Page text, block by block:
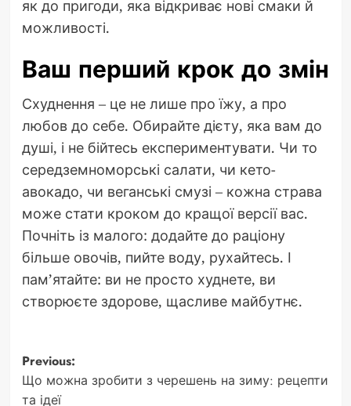
як до пригоди, яка відкриває нові смаки й
можливості.
Ваш перший крок до змін
Схуднення – це не лише про їжу, а про
любов до себе. Обирайте дієту, яка вам до
душі, і не бійтесь експериментувати. Чи то
середземноморські салати, чи кето-
авокадо, чи веганські смузі – кожна страва
може стати кроком до кращої версії вас.
Почніть із малого: додайте до раціону
більше овочів, пийте воду, рухайтесь. І
пам’ятайте: ви не просто худнете, ви
створюєте здорове, щасливе майбутнє.
Post
navigation
Previous:
Що можна зробити з черешень на зиму: рецепти
та ідеї